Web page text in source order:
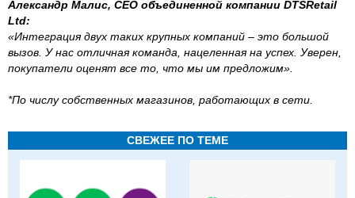
Александр Малис, CEO объединенной компании DTSRetail
Ltd:
«Интеграция двух таких крупных компаний – это большой
вызов. У нас отличная команда, нацеленная на успех. Уверен,
покупатели оценят все то, что мы им предложим».
*По числу собственных магазинов, работающих в сети.
СВЕЖЕЕ ПО ТЕМЕ